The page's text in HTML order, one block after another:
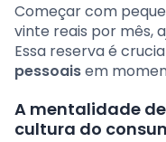
Começar com
vinte reais por mês,
Essa reserva é
pessoaisem
A mentalidade
cultura do